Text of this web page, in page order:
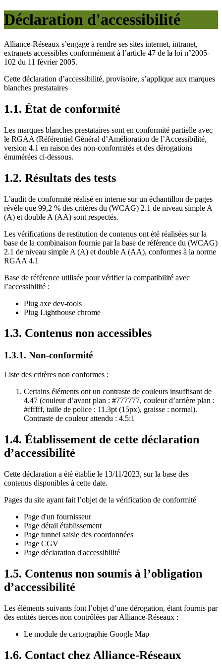
Déclaration d'accessibilité
Alliance-Réseaux s’engage à rendre ses sites internet, intranet,
extranets accessibles conformément à l’article 47 de la loi n°2005-
102 du 11 février 2005.
Cette déclaration d’accessibilité, provisoire, s’applique aux marques
blanches prestataires
1.1. État de conformité
Les marques blanches prestataires sont en conformité partielle avec
le RGAA (Référentiel Général d’Amélioration de l’Accessibilité,
version 4.1 en raison des non-conformités et des dérogations
énumérées ci-dessous.
1.2. Résultats des tests
L’audit de conformité réalisé en interne sur un échantillon de pages
révèle que 99,2 % des critères du (WCAG) 2.1 de niveau simple A
(A) et double A (AA) sont respectés.
Les vérifications de restitution de contenus ont été réalisées sur la
base de la combinaison fournie par la base de référence du (WCAG)
2.1 de niveau simple A (A) et double A (AA), conformes à la norme
RGAA 4.1
Base de référence utilisée pour vérifier la compatibilité avec
l’accessibilité :
Plug axe dev-tools
Plug Lighthouse chrome
1.3. Contenus non accessibles
1.3.1. Non-conformité
Liste des critères non conformes :
Certains éléments ont un contraste de couleurs insuffisant de
4.47 (couleur d’avant plan : #777777, couleur d’arrière plan :
#ffffff, taille de police : 11.3pt (15px), graisse : normal).
Contraste de couleur attendu : 4.5:1
1.4. Établissement de cette déclaration
d’accessibilité
Cette déclaration a été établie le 13/11/2023, sur la base des
contenus disponibles à cette date.
Pages du site ayant fait l’objet de la vérification de conformité
Page d'un fournisseur
Page détail établissement
Page tunnel saisie des coordonnées
Page CGV
Page déclaration d'accessibilité
1.5. Contenus non soumis à l’obligation
d’accessibilité
Les éléments suivants font l’objet d’une dérogation, étant fournis par
des entités tierces non contrôlées par Alliance-Réseaux :
Le module de cartographie Google Map
1.6. Contact chez Alliance-Réseaux